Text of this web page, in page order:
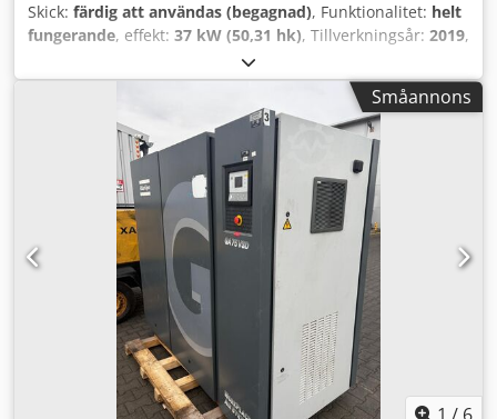
Skick: färdig att användas (begagnad), Funktionalitet: helt
fungerande, effekt: 37 kW (50,31 hk), Tillverkningsår: 2019,
, användbar tankkapacitet:
varvtal (max):3 800 varv/min, volymflöde:475,2 m³/h,
API866497
, Kompressorn
genomgick omfattande underhåll i december 2025, olja
och filter har bytts! TEKNISKA DETALJER Inkopplingstryck:
8,5 bar Utkopplingstryck: 10,0 bar Drifttemperatur: 76 °C
Volymflöde: 131,9 l/s Tryckkärlsvolym: 1 500 l Tillverkare
tryckkärl: OKS Otto Klein GmbH MASKINDETALJER
Motoreffekt: 37 kW Motorvarvtal: 3 800 rpm Drifttimmar
(status 12.2025): 31 006 h Maskinvikt: 860 kg Följande
arbeten utfördes i samband med underhållet i december
2025: - Oljebyte - Luftfilterpatron utbytt Dksdpfx Aezf Afqok
Eer - Oljefilter bytt - Oljeseparatorpatron bytt -
Nödstoppsbrytare kontrollerad - Säkerhetsventil
kontrollerad - Provkörning utförd - Oljenivå kontrollerad -
Kontroll av oljeläckage - Kontroll av luftläckage -
Småannons